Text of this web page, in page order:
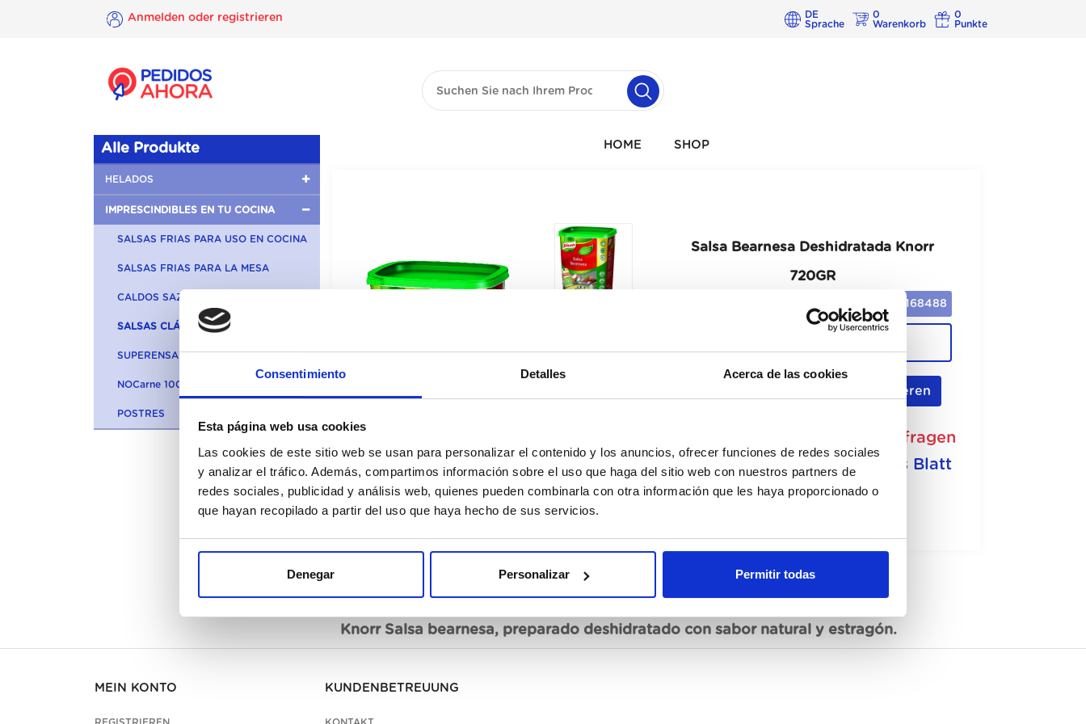
Consentimiento Detalles Acerca de las cookies
Esta página web usa cookies
Las cookies de este sitio web se usan para personalizar el contenido y los anuncios, ofrecer funciones de redes sociales
y analizar el tráfico. Además, compartimos información sobre el uso que haga del sitio web con nuestros partners de
redes sociales, publicidad y análisis web, quienes pueden combinarla con otra información que les haya proporcionado o
que hayan recopilado a partir del uso que haya hecho de sus servicios.
Denegar Personalizar Permitir todas
Anmelden oder registrieren
DE
Sprache
0
Warenkorb
0
Punkte
Alle Produkte
HELADOS
IMPRESCINDIBLES EN TU COCINA
SALSAS FRIAS PARA USO EN COCINA
SALSAS FRIAS PARA LA MESA
CALDOS SAZONADORES
SALSAS CLÁSICAS
SUPERENSALADAS Y PRIMERBAS
NOCarne 100% VEGETARIANA
POSTRES
HOME SHOP
Salsa Bearnesa Deshidratada Knorr
720GR
168488
Registrieren
Nicht auf Lager, jetzt anfragen
Siehe technisches Blatt
Beschreibung
Knorr Salsa bearnesa, preparado deshidratado con sabor natural y estragón.
MEIN KONTO KUNDENBETREUUNG